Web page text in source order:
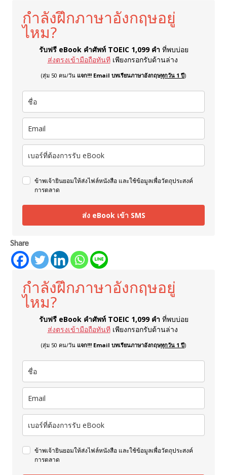
กำลังฝึกภาษาอังกฤษอยู่
ไหม?
รับฟรี eBook คำศัพท์ TOEIC 1,099 คำ ที่พบบ่อย
ส่งตรงเข้ามือถือทันที เพียงกรอกรับด้านล่าง
(สุ่ม 50 คน/วัน แจก!!! Email บทเรียนภาษาอังกฤษทุกวัน 1 ปี)
ข้าพเจ้ายินยอมให้ส่งไฟล์หนังสือ และใช้ข้อมูลเพื่อวัตถุประสงค์
การตลาด
ส่ง eBook เข้า SMS
Share
กำลังฝึกภาษาอังกฤษอยู่
ไหม?
รับฟรี eBook คำศัพท์ TOEIC 1,099 คำ ที่พบบ่อย
ส่งตรงเข้ามือถือทันที เพียงกรอกรับด้านล่าง
(สุ่ม 50 คน/วัน แจก!!! Email บทเรียนภาษาอังกฤษทุกวัน 1 ปี)
ข้าพเจ้ายินยอมให้ส่งไฟล์หนังสือ และใช้ข้อมูลเพื่อวัตถุประสงค์
การตลาด